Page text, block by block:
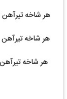
هر شاخه تیرآهن ۲۴ ذوب آهن ۱۲ متری ۳۶۹ ۳۸,۵۰۰,۰۰۰ (۰.۰۰%)۰
هر شاخه تیرآهن ۲۷ ذوب آهن ۱۲ متری ۴۳۴ ۴۷,۰۰۰,۰۰۰ (۰.۰۰%)۰
هر شاخه تیرآهن ۳۰ ذوب آهن ۱۲ متری ۵۰۰ ۵۰,۰۰۰,۰۰۰